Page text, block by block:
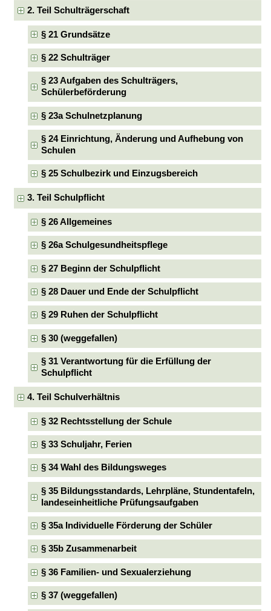
2. Teil Schulträgerschaft
§ 21 Grundsätze
§ 22 Schulträger
§ 23 Aufgaben des Schulträgers,
Schülerbeförderung
§ 23a Schulnetzplanung
§ 24 Einrichtung, Änderung und Aufhebung von
Schulen
§ 25 Schulbezirk und Einzugsbereich
3. Teil Schulpflicht
§ 26 Allgemeines
§ 26a Schulgesundheitspflege
§ 27 Beginn der Schulpflicht
§ 28 Dauer und Ende der Schulpflicht
§ 29 Ruhen der Schulpflicht
§ 30 (weggefallen)
§ 31 Verantwortung für die Erfüllung der
Schulpflicht
4. Teil Schulverhältnis
§ 32 Rechtsstellung der Schule
§ 33 Schuljahr, Ferien
§ 34 Wahl des Bildungsweges
§ 35 Bildungsstandards, Lehrpläne, Stundentafeln,
landeseinheitliche Prüfungsaufgaben
§ 35a Individuelle Förderung der Schüler
§ 35b Zusammenarbeit
§ 36 Familien- und Sexualerziehung
§ 37 (weggefallen)